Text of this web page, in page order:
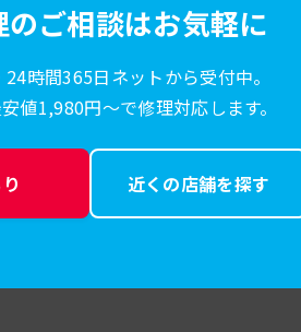
のご相談はお気軽に
時間365日ネットから受付中。
値1,980円〜で修理対応します。
近くの店舗を探す